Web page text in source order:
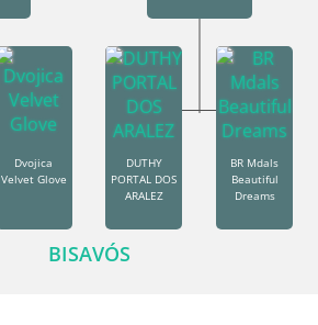
Dvojica
Velvet Glove
DUTHY
PORTAL DOS
ARALEZ
BR Mdals
Beautiful
Dreams
BISAVÓS